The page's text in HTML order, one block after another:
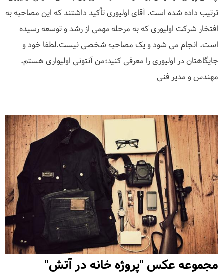
ترتیب داده شده است. آقای اولیوری تأکید داشتند که این مصاحبه به
افتخار شرکت اولیوری که به مرحله مهمی از رشد و توسعه رسیده
است، انجام می شود و یک مصاحبه شخصی نیست.لطفا خود و
جایگاهتان در اولیوری را معرفی کنید؛من آنتونی اولیواری هستم،
مهندس و مدیر فنی
مجموعه عکس "پروژه خانه در آتش"